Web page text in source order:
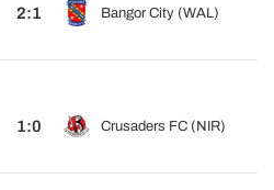
2:1 Bangor City (WAL)
1:0 Crusaders FC (NIR)